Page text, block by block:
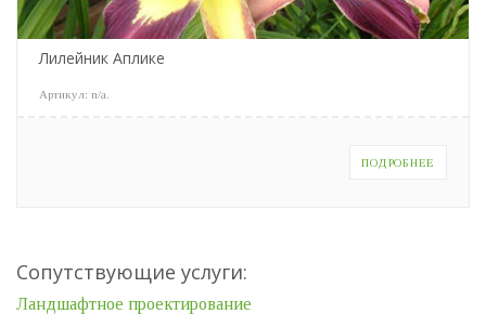
Лилейник Аплике
Артикул: n/a
ПОДРОБНЕЕ
Сопутствующие услуги:
Ландшафтное проектирование